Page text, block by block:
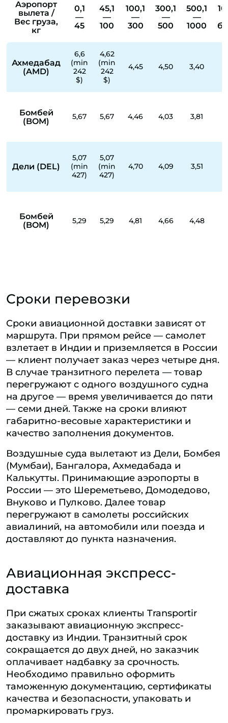
Аэропорт
вылета /
Вес груза,
кг
0,1
—
45
45,1
—
100
100,1
—
300
300,1
—
500
500,1
—
1000
Ахмедабад
(AMD)
6,6
(min
242
$)
4,62
(min
242
$)
4,45 4,50 3,40
Бомбей
(BOM)
5,67 5,67 4,46 4,03 3,81
Дели (DEL)
5,07
(min
427)
5,07
(min
427)
4,70 4,09 3,51
Бомбей
(BOM)
5,29 5,29 4,81 4,66 4,48
Сроки перевозки
Сроки авиационной доставки зависят от
маршрута. При прямом рейсе — самолет
взлетает в Индии и приземляется в России
— клиент получает заказ через четыре дня.
В случае транзитного перелета — товар
перегружают с одного воздушного судна
на другое — время увеличивается до пяти
— семи дней. Также на сроки влияют
габаритно-весовые характеристики и
качество заполнения документов.
Воздушные суда вылетают из Дели, Бомбея
(Мумбаи), Бангалора, Ахмедабада и
Калькутты. Принимающие аэропорты в
России — это Шереметьево, Домодедово,
Внуково и Пулково. Далее товар
перегружают в самолеты российских
авиалиний, на автомобили или поезда и
доставляют до пункта назначения.
Авиационная экспресс-
доставка
При сжатых сроках клиенты Transportir
заказывают авиационную экспресс-
доставку из Индии. Транзитный срок
сокращается до двух дней, но заказчик
оплачивает надбавку за срочность.
Необходимо правильно оформить
таможенную документацию, сертификаты
качества и безопасности, упаковать и
промаркировать груз.